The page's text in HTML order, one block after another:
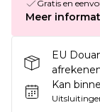
Gratis en
Meer
EU
Kan